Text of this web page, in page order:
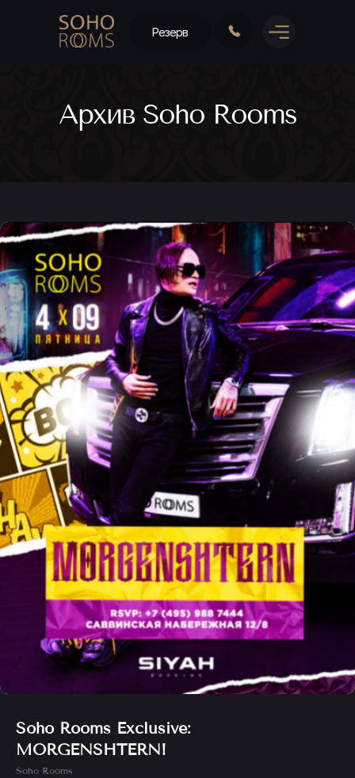
Резерв
Архив Soho Rooms
Soho Rooms Exclusive:
MORGENSHTERN!
Soho Rooms